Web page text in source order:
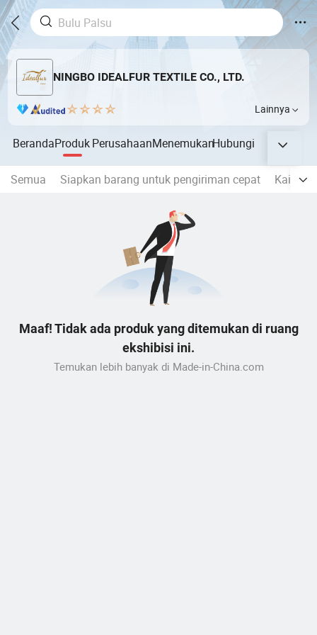
NINGBO IDEALFUR TEXTILE CO., LTD.
Lainnya
BerandaProdukPerusahaanMenemukanHubungi
Semua Siapkan barang untuk pengiriman cepat Kain
Maaf! Tidak ada produk yang ditemukan di ruang
ekshibisi ini.
Temukan lebih banyak di Made-in-China.com